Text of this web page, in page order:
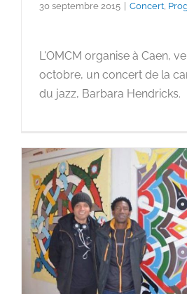
30 septembre 2015 Concert,
L'OMCM organise à Caen,
octobre, un concert de la
du jazz, Barbara Hendricks.
l’artiste Franky
Hérouville
[soutien au
« aimez ces